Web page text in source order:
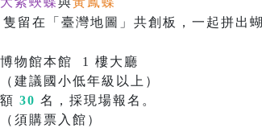
留在「臺灣地圖」共創板，一起拼出
博物館本館 1 樓大廳
建議國小低年級以上）
30 名，採現場報名。
須購票入館）